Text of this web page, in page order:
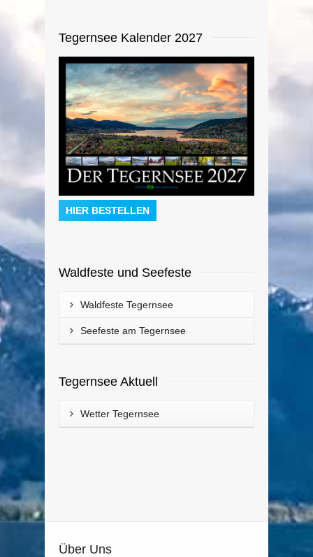
Tegernsee Kalender 2027
HIER BESTELLEN
Waldfeste und Seefeste
Waldfeste Tegernsee
Seefeste am Tegernsee
Tegernsee Aktuell
Wetter Tegernsee
Über Uns